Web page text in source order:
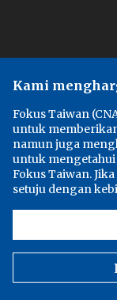
Kami
Fokus Taiwan
untuk
namun juga
untuk
Fokus Taiwan.
setuju dengan